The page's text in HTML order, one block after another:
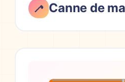
🦯 Canne de